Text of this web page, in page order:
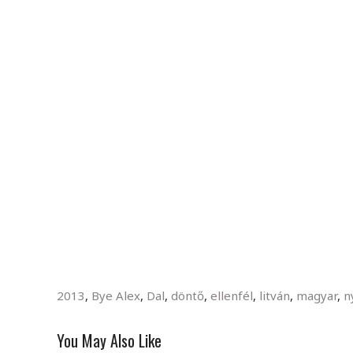
2013, Bye Alex, Dal, döntő, ellenfél, litván, magyar,
You May Also Like